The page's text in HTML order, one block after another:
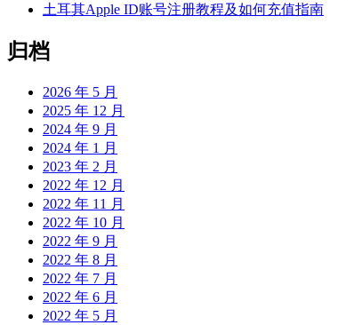
土耳其Apple ID账号注册教程及如何充值指南
归档
2026 年 5 月
2025 年 12 月
2024 年 9 月
2024 年 1 月
2023 年 2 月
2022 年 12 月
2022 年 11 月
2022 年 10 月
2022 年 9 月
2022 年 8 月
2022 年 7 月
2022 年 6 月
2022 年 5 月